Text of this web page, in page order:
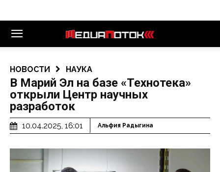
НОВОСТИ НАУКА
В Марий Эл на базе «Технотека»
открыли Центр научных
разработок
10.04.2025, 16:01 Альфия Радыгина